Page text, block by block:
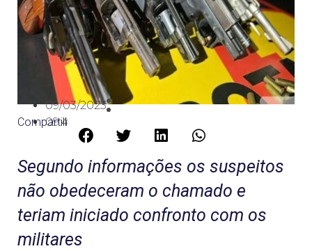
09/03/2023
09:46
Compartilhe:
Segundo informações os suspeitos
não obedeceram o chamado e
teriam iniciado confronto com os
militares